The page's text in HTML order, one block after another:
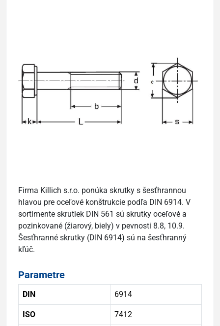
Firma Killich s.r.o. ponúka skrutky s šesťhrannou
hlavou pre oceľové konštrukcie podľa DIN 6914. V
sortimente skrutiek DIN 561 sú skrutky oceľové a
pozinkované (žiarový, biely) v pevnosti 8.8, 10.9.
Šesťhranné skrutky (DIN 6914) sú na šesťhranný
kľúč.
Parametre
DIN 6914
ISO 7412